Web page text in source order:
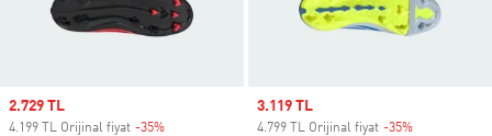
Sale price
2.729 TL
4.199 TL Orijinal fiyat -35%
Sale price
3.119 TL
4.799 TL Orijinal fiyat -35%